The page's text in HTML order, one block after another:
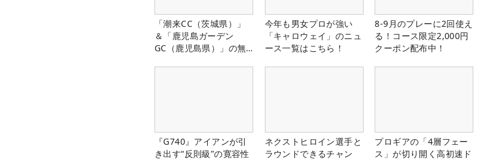
「潮来CC（茨城県）」
＆「鹿児島ガーデン
GC（鹿児島県）」の無
今年も男女プロが強い
「キャロウェイ」のニュ
ース一覧はこちら！
8-9月のプレーに2回使え
る！コース限定2,000円
クーポン配布中！
『G740』アイアンが引
き出す“反則級”の寛容性
ネクストヒロイン選手と
ラウンドできるチャン
プロギアの「4層フェー
ス」が切り開く高初速ド